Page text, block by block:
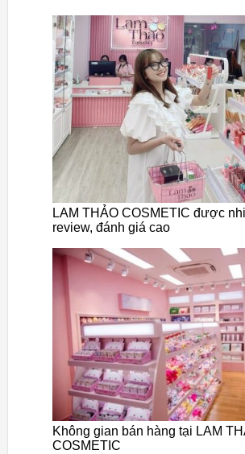
LAM THẢO COSMETIC được
review, đánh giá cao
Không gian bán hàng tại LAM
COSMETIC